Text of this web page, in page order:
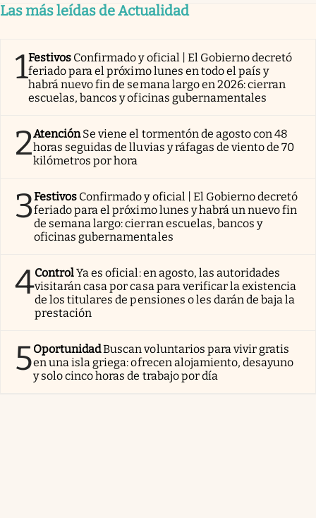
Las más leídas de Actualidad
1Festivos Confirmado y oficial | El Gobierno decretó
feriado para el próximo lunes en todo el país y
habrá nuevo fin de semana largo en 2026: cierran
escuelas, bancos y oficinas gubernamentales
2AtenciónSe viene el tormentón de agosto con 48
horas seguidas de lluvias y ráfagas de viento de 70
kilómetros por hora
3Festivos Confirmado y oficial | El Gobierno decretó
feriado para el próximo lunes y habrá un nuevo fin
de semana largo: cierran escuelas, bancos y
oficinas gubernamentales
4ControlYa es oficial: en agosto, las autoridades
visitarán casa por casa para verificar la existencia
de los titulares de pensiones o les darán de baja la
prestación
5OportunidadBuscan voluntarios para vivir gratis
en una isla griega: ofrecen alojamiento, desayuno
y solo cinco horas de trabajo por día